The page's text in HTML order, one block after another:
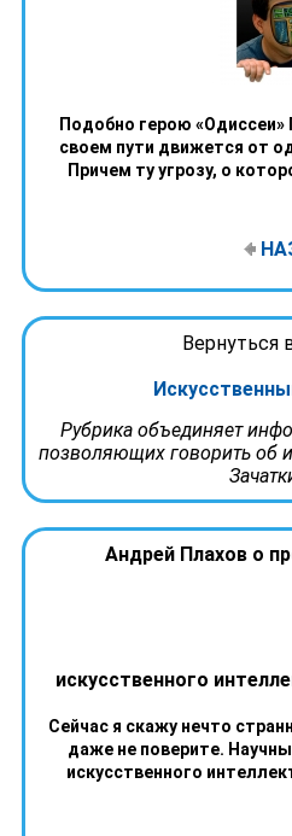
Подобно герою «Одиссеи»
своем пути движется от
Причем ту угрозу, о
Вернуться
Рубрика объединяет
позволяющих говорить об
Андрей Плахов о
искусственного
Сейчас я скажу нечто
даже не поверите.
искусственного